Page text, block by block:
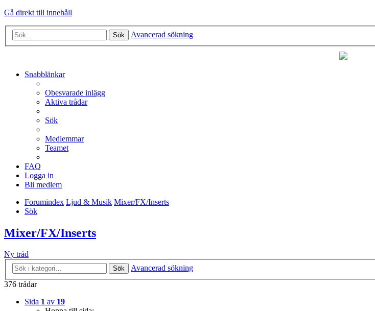
Gå direkt till innehåll
Sök Avancerad sökning
Snabblänkar
Obesvarade inlägg
Aktiva trådar
Sök
Medlemmar
Teamet
FAQ
Logga in
Bli medlem
Forumindex Ljud & Musik Mixer/FX/Inserts
Sök
Mixer/FX/Inserts
Ny tråd
Sök
Avancerad sökning
376 trådar
Sida 1 av 19